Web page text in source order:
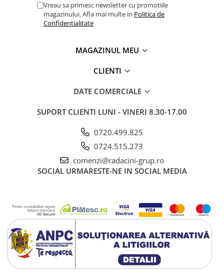
Vreau sa primesc newsletter cu promotiile
magazinului. Afla mai multe in Politica de
Confidentialitate
MAGAZINUL MEU
CLIENTI
DATE COMERCIALE
SUPORT CLIENTI LUNI - VINERI 8.30-17.00
0720.499.825
0724.515.273
comenzi@radacini-grup.ro
SOCIAL URMARESTE-NE IN SOCIAL MEDIA